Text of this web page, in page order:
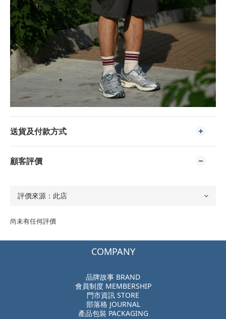
送貨及付款方式
顧客評價
尚未有任何評價
COMPANY
品牌故事 BRAND
會員制度 MEMBERSHIP
門市資訊 STORE
部落格 JOURNAL
產品包裝 PACKAGING